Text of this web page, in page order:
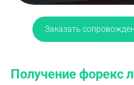
Заказать
Получение форекс